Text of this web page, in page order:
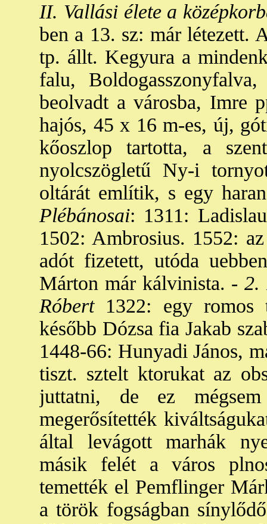
II. Vallási élete a
ben a 13. sz: már létezett.
tp. állt. Kegyura a
falu,
beolvadt a városba, Imre
hajós, 45 x 16 m-es, új,
kőoszlop tartotta, a
nyolcszögletű Ny-i
oltárát említik, s egy
Plébánosai: 1311:
1502: Ambrosius. 1552:
adót fizetett, utóda
Márton már kálvinista. - 2.
Róbert1322: egy romos
később Dózsa fia Jakab
1448-66: Hunyadi János,
tiszt. sztelt ktorukat az
juttatni, de ez
megerősítették
által levágott marhák
másik felét a város
temették el Pemflinger
a török fogságban